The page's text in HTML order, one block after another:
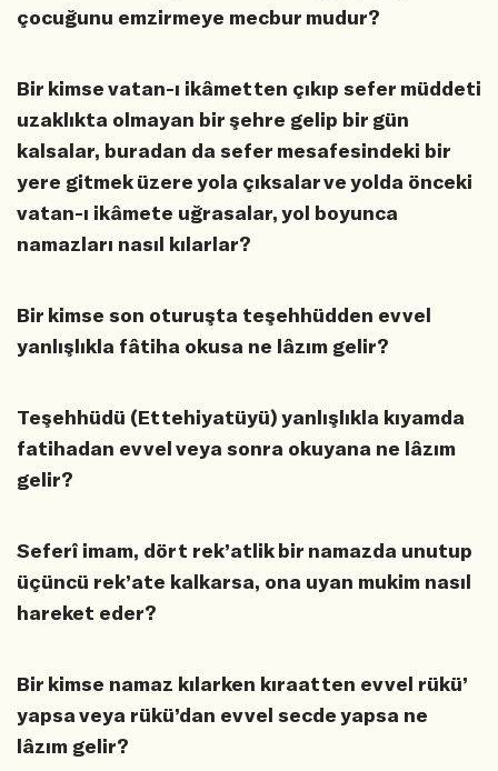
çocuğunu emzirmeye mecbur mudur?
Bir kimse vatan-ı ikâmetten çıkıp sefer müddeti
uzaklıkta olmayan bir şehre gelip bir gün
kalsalar, buradan da sefer mesafesindeki bir
yere gitmek üzere yola çıksalar ve yolda önceki
vatan-ı ikâmete uğrasalar, yol boyunca
namazları nasıl kılarlar?
Bir kimse son oturuşta teşehhüdden evvel
yanlışlıkla fâtiha okusa ne lâzım gelir?
Teşehhüdü (Ettehiyatüyü) yanlışlıkla kıyamda
fatihadan evvel veya sonra okuyana ne lâzım
gelir?
Seferî imam, dört rek’atlik bir namazda unutup
üçüncü rek’ate kalkarsa, ona uyan mukim nasıl
hareket eder?
Bir kimse namaz kılarken kıraatten evvel rükü’
yapsa veya rükü’dan evvel secde yapsa ne
lâzım gelir?